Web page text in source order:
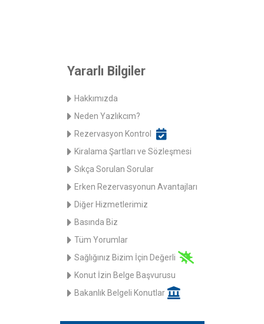
Yararlı Bilgiler
Hakkımızda
Neden Yazlıkcım?
Rezervasyon Kontrol
Kiralama Şartları ve Sözleşmesi
Sıkça Sorulan Sorular
Erken Rezervasyonun Avantajları
Diğer Hizmetlerimiz
Basında Biz
Tüm Yorumlar
Sağlığınız Bizim İçin Değerli
Konut İzin Belge Başvurusu
Bakanlık Belgeli Konutlar